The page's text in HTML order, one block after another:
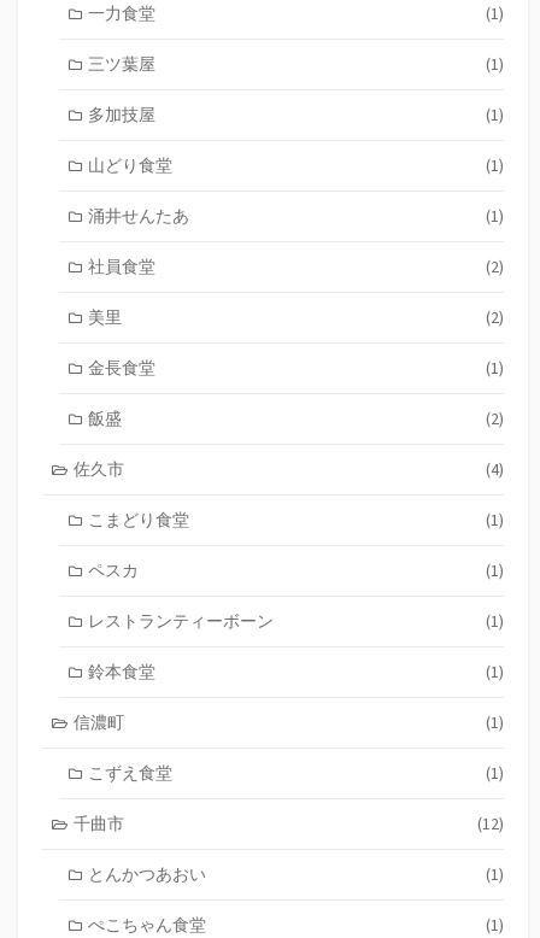
一力食堂 (1)
三ツ葉屋 (1)
多加技屋 (1)
山どり食堂 (1)
涌井せんたあ (1)
社員食堂 (2)
美里 (2)
金長食堂 (1)
飯盛 (2)
佐久市 (4)
こまどり食堂 (1)
ペスカ (1)
レストランティーボーン (1)
鈴本食堂 (1)
信濃町 (1)
こずえ食堂 (1)
千曲市 (12)
とんかつあおい (1)
ぺこちゃん食堂 (1)